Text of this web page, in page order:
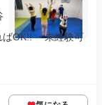
OK!! ・未経験可